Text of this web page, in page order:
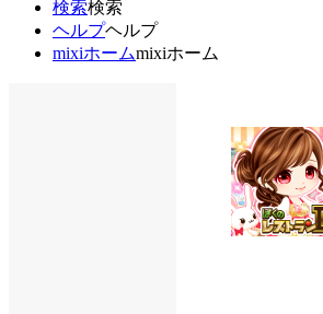
検索検索
ヘルプヘルプ
mixiホームmixiホーム